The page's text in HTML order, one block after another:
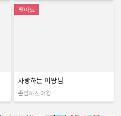
팬아트
사랑하는 여왕님
작성자:
존엄하신여왕